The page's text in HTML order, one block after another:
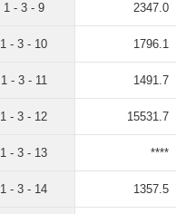
1 - 3 - 9 2347.0
1 - 3 - 10 1796.1
1 - 3 - 11 1491.7
1 - 3 - 12 15531.7
1 - 3 - 13 ****
1 - 3 - 14 1357.5